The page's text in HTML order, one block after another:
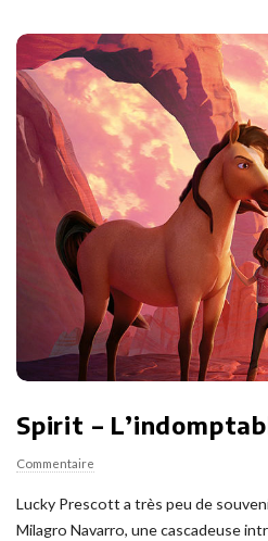
Spirit –
Commentaire
Lucky Prescott a très peu de
Milagro Navarro, une cascadeuse